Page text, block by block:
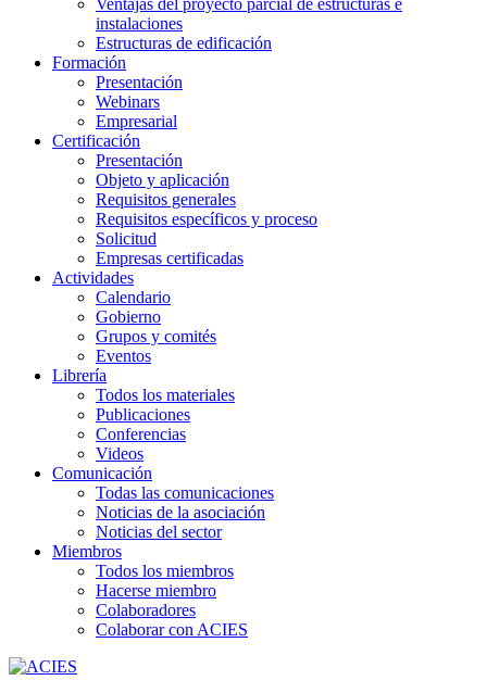
Ventajas del proyecto parcial de estructuras e
instalaciones
Estructuras de edificación
Formación
Presentación
Webinars
Empresarial
Certificación
Presentación
Objeto y aplicación
Requisitos generales
Requisitos específicos y proceso
Solicitud
Empresas certificadas
Actividades
Calendario
Gobierno
Grupos y comités
Eventos
Librería
Todos los materiales
Publicaciones
Conferencias
Videos
Comunicación
Todas las comunicaciones
Noticias de la asociación
Noticias del sector
Miembros
Todos los miembros
Hacerse miembro
Colaboradores
Colaborar con ACIES